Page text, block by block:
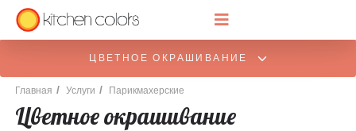
Главная / Услуги / Парикмахерские
Цветное окрашивание
ЦВЕТНОЕ ОКРАШИВАНИЕ